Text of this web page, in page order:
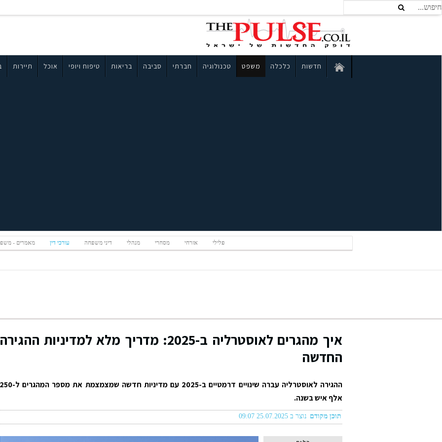
חדשות כלכלה משפט טכנולוגיה חברתי סביבה בריאות טיפוח ויופי אוכל תיירות
פלילי אזרחי מסחרי מנהלי דיני משפחה עורכי דין מאמרים -
איך מהגרים לאוסטרליה ב-2025: מדריך מלא למדיניות ההגירה
החדשה
ההגירה לאוסטרליה עברה שינויים דרמטיים ב-2025 עם מדיניות חדשה שמצמצמת את מספר המהגרים ל-250
אלף איש בשנה.
תוכן מקודם נוצר ב 25.07.2025 09:07